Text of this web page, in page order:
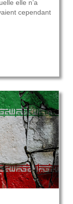
elle n’a
cependant